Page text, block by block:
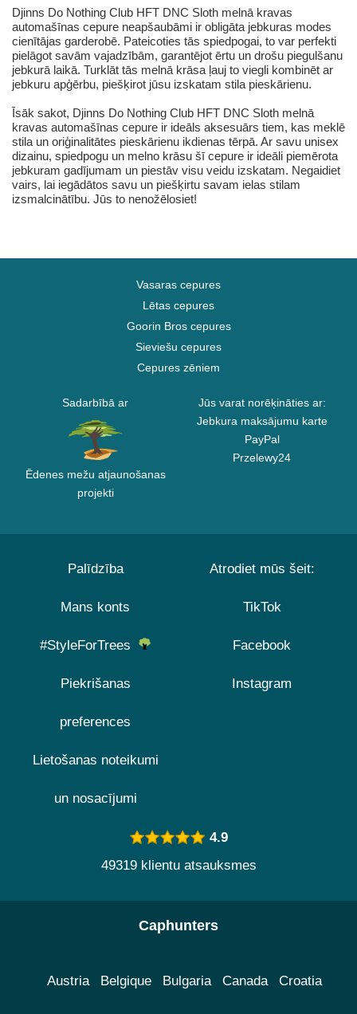
Djinns Do Nothing Club HFT DNC Sloth melnā kravas
automašīnas cepure neapšaubāmi ir obligāta jebkuras modes
cienītājas garderobē. Pateicoties tās spiedpogai, to var perfekti
pielāgot savām vajadzībām, garantējot ērtu un drošu piegulšanu
jebkurā laikā. Turklāt tās melnā krāsa ļauj to viegli kombinēt ar
jebkuru apģērbu, piešķirot jūsu izskatam stila pieskārienu.
Īsāk sakot, Djinns Do Nothing Club HFT DNC Sloth melnā
kravas automašīnas cepure ir ideāls aksesuārs tiem, kas meklē
stila un oriģinalitātes pieskārienu ikdienas tērpā. Ar savu unisex
dizainu, spiedpogu un melno krāsu šī cepure ir ideāli piemērota
jebkuram gadījumam un piestāv visu veidu izskatam. Negaidiet
vairs, lai iegādātos savu un piešķirtu savam ielas stilam
izsmalcinātību. Jūs to nenožēlosiet!
Vasaras cepures
Lētas cepures
Goorin Bros cepures
Sieviešu cepures
Cepures zēniem
Sadarbībā ar
Ēdenes mežu atjaunošanas
projekti
Jūs varat norēķināties ar:
Jebkura maksājumu karte
PayPal
Przelewy24
Palīdzība
Mans konts
#StyleForTrees
Piekrišanas
preferences
Lietošanas noteikumi
un nosacījumi
Atrodiet mūs šeit:
TikTok
Facebook
Instagram
4.9
49319 klientu atsauksmes
Caphunters
Austria Belgique Bulgaria Canada Croatia